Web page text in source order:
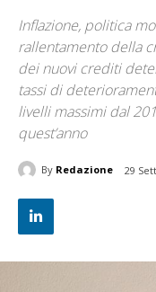
Inflazione, politica
rallentamento della
dei nuovi crediti
tassi di
livelli massimi dal
quest’anno
By Redazione 29